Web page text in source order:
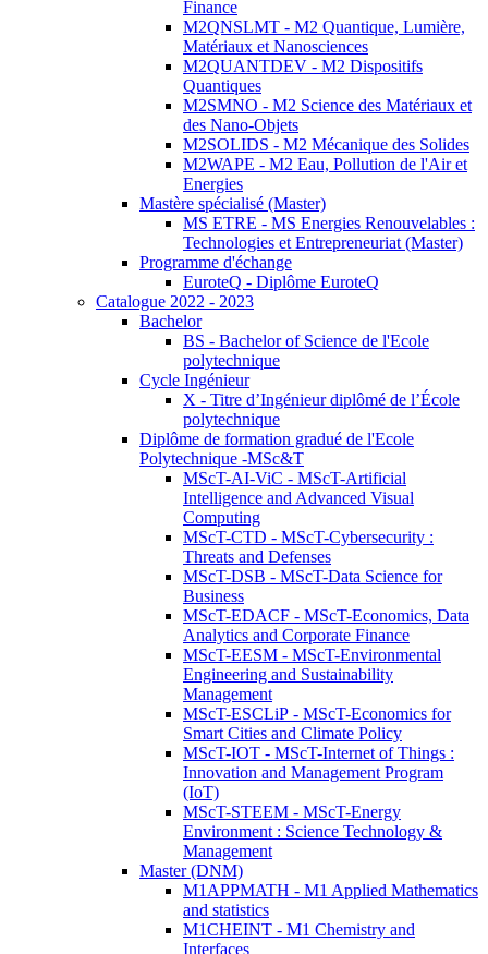
Finance
M2QNSLMT - M2 Quantique, Lumière,
Matériaux et Nanosciences
M2QUANTDEV - M2 Dispositifs
Quantiques
M2SMNO - M2 Science des Matériaux et
des Nano-Objets
M2SOLIDS - M2 Mécanique des Solides
M2WAPE - M2 Eau, Pollution de l'Air et
Energies
Mastère spécialisé (Master)
MS ETRE - MS Energies Renouvelables :
Technologies et Entrepreneuriat (Master)
Programme d'échange
EuroteQ - Diplôme EuroteQ
Catalogue 2022 - 2023
Bachelor
BS - Bachelor of Science de l'Ecole
polytechnique
Cycle Ingénieur
X - Titre d’Ingénieur diplômé de l’École
polytechnique
Diplôme de formation gradué de l'Ecole
Polytechnique -MSc&T
MScT-AI-ViC - MScT-Artificial
Intelligence and Advanced Visual
Computing
MScT-CTD - MScT-Cybersecurity :
Threats and Defenses
MScT-DSB - MScT-Data Science for
Business
MScT-EDACF - MScT-Economics, Data
Analytics and Corporate Finance
MScT-EESM - MScT-Environmental
Engineering and Sustainability
Management
MScT-ESCLiP - MScT-Economics for
Smart Cities and Climate Policy
MScT-IOT - MScT-Internet of Things :
Innovation and Management Program
(IoT)
MScT-STEEM - MScT-Energy
Environment : Science Technology &
Management
Master (DNM)
M1APPMATH - M1 Applied Mathematics
and statistics
M1CHEINT - M1 Chemistry and
Interfaces